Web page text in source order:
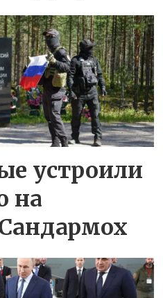
устроили
на